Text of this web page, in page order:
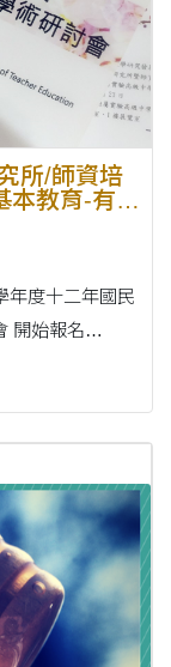
所/師資培
本教育-有效
年度十二年國民